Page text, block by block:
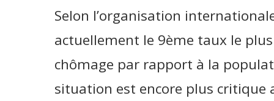
Selon l’organisation
actuellement le 9ème taux le
chômage par rapport à la
situation est encore plus critique